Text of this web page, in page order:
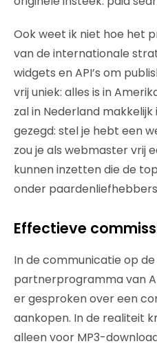
Ook weet ik niet hoe het
van de internationale
widgets en API’s om
vrij uniek: alles is in
zal in Nederland
gezegd: stel je hebt een
zou je als webmaster vrij
kunnen inzetten die de
onder
Effectieve
In de communicatie op
partnerprogramma van
er gesproken over een
aankopen. In de realiteit
alleen voor MP3-